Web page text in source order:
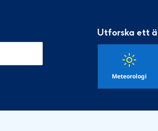
Utforska ett
Meteorologi